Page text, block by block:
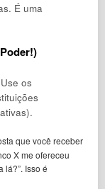
É uma
os
que você receber
X me ofereceu
lá?”. Isso é